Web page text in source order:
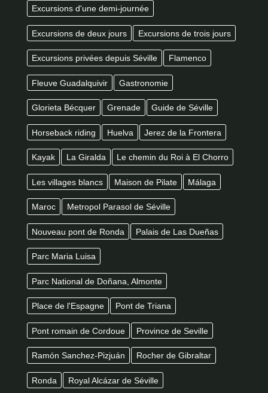
Excursions d'une demi-journée
Excursions de deux jours Excursions de trois jours
Excursions privées depuis Séville Flamenco
Fleuve Guadalquivir Gastronomie
Glorieta Bécquer Grenade Guide de Séville
Horseback riding Huelva Jerez de la Frontera
Kayak La Giralda Le chemin du Roi à El Chorro
Les villages blancs Maison de Pilate Málaga
Maroc Metropol Parasol de Séville
Nouveau pont de Ronda Palais de Las Dueñas
Parc Maria Luisa
Parc National de Doñana, Almonte
Place de l'Espagne Pont de Triana
Pont romain de Cordoue Province de Seville
Ramón Sanchez-Pizjuán Rocher de Gibraltar
Ronda Royal Alcázar de Séville